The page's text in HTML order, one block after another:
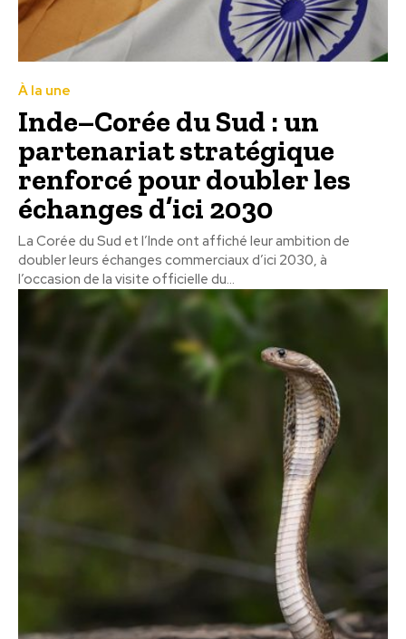
À la une
Inde–Corée du Sud : un
partenariat stratégique
renforcé pour doubler les
échanges d’ici 2030
La Corée du Sud et l’Inde ont affiché leur ambition de
doubler leurs échanges commerciaux d’ici 2030, à
l’occasion de la visite officielle du...